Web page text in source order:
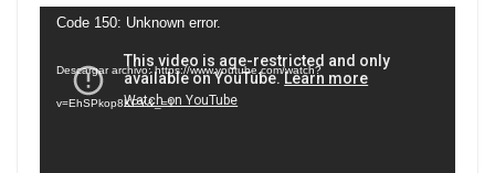
Reproductor
vídeo
Code 150: Unknown error.
Descargar archivo: https://www.youtube.com/watch?
v=EhSPkop8KPY&_=1